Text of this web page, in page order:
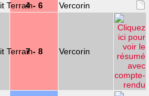
4 - 6 Vercorin
7 - 8 Vercorin